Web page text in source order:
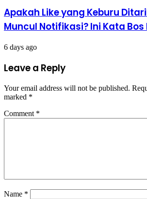
Apakah Like yang Keburu
Muncul Notifikasi? Ini Kata
6 days ago
Leave a Reply
Your email address will not be published.
marked *
Comment *
Name *